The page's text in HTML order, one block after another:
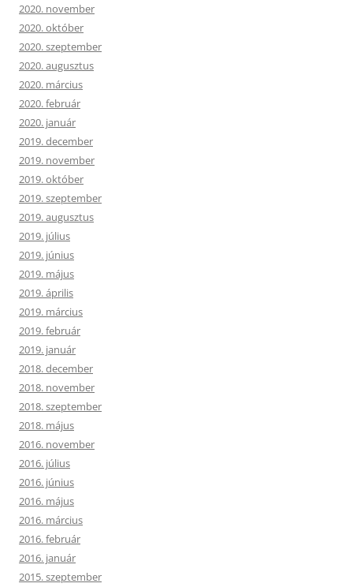
2020. november
2020. október
2020. szeptember
2020. augusztus
2020. március
2020. február
2020. január
2019. december
2019. november
2019. október
2019. szeptember
2019. augusztus
2019. július
2019. június
2019. május
2019. április
2019. március
2019. február
2019. január
2018. december
2018. november
2018. szeptember
2018. május
2016. november
2016. július
2016. június
2016. május
2016. március
2016. február
2016. január
2015. szeptember